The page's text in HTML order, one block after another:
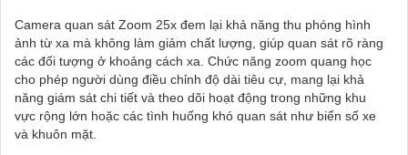
4K, bạn sẽ có những hình ảnh rõ nét, sống động và chi tiết.
Được trang bị công nghệ hiện đại, Camera này cung cấp hình
ảnh chất lượng ngay cả trong điều kiện ánh sáng yếu. 〘 Chú
trọn lớn nhất là tính năng ghi hình dài hạn và khả năng ghi đồng
thời nhiều góc quay giúp bạn bảo vệ nhà cửa và tài sản một
cách hiệu quả. Với thiết kế tiện lợi, dễ dàng lắp đặt và sử dụng,
Camera 4K Siêu Sắc Nét là sự lựa chọn hàng đầu cho hệ thống
Camera quan sát Zoom 25x đem lại khả năng thu phóng hình
ảnh từ xa mà không làm giảm chất lượng, giúp quan sát rõ ràng
các đối tượng ở khoảng cách xa. Chức năng zoom quang học
cho phép người dùng điều chỉnh độ dài tiêu cự, mang lại khả
năng giám sát chi tiết và theo dõi hoạt động trong những khu
vực rộng lớn hoặc các tình huống khó quan sát như biển số xe
và khuôn mặt.